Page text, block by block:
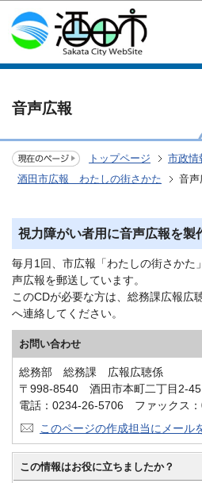
このページの本
音声広報
トップページ 市政情
酒田市広報 わたしの街さかた
音声
視力障がい者用に音声広報を製
毎月1回、市広報「わたしの街さかた
声広報を郵送しています。
このCDが必要な方は、総務課広報広
へ連絡してください。
お問い合わせ
総務部 総務課 広報広聴係
〒998-8540 酒田市本町二丁目2-45
電話：0234-26-5706 ファックス
このページの作成担当にメール
この情報はお役に立ちましたか？